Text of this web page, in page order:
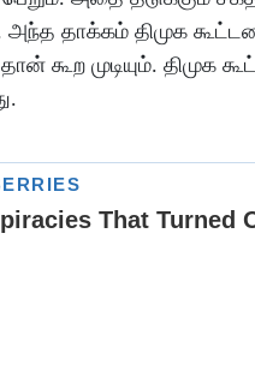
தாக்கம் திமுக
கூற முடியும். திமுக